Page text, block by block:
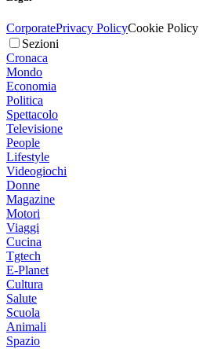
CorporatePrivacy PolicyCookie Policy
Sezioni
Cronaca
Mondo
Economia
Politica
Spettacolo
Televisione
People
Lifestyle
Videogiochi
Donne
Magazine
Motori
Viaggi
Cucina
Tgtech
E-Planet
Cultura
Salute
Scuola
Animali
Spazio